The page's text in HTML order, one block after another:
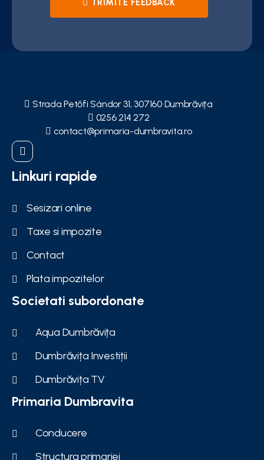
TRIMITE FEEDBACK
Strada Petőfi Sándor 31, 307160 Dumbrăvița
0256 214 272
contact@primaria-dumbravita.ro
Linkuri rapide
Sesizari online
Taxe si impozite
Contact
Plata impozitelor
Societati subordonate
Aqua Dumbrăvița
Dumbrăvița Investiții
Dumbrăvița TV
Primaria Dumbravita
Conducere
Structura primariei